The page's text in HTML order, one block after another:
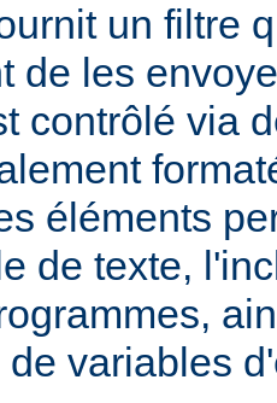
un filtre
de les
contrôlé via
éléments
de texte,
variables